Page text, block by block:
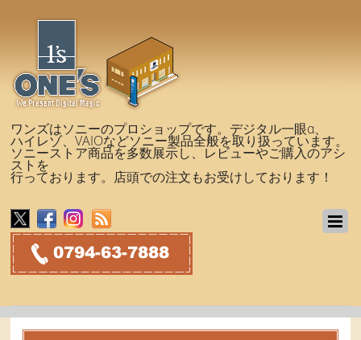
ワンズはソニーのプロショップです。デジタル一眼α、
ハイレゾ、VAIOなどソニー製品全般を取り扱っています。
ソニーストア商品を多数展示し、レビューやご購入のアシ
ストを
行っております。店頭での注文もお受けしております！